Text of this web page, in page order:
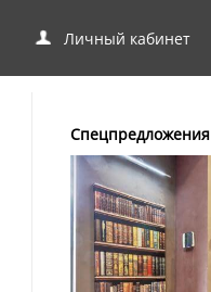
Личный кабинет
Спецпредложения